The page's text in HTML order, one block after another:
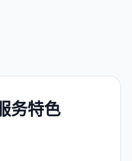
务特色